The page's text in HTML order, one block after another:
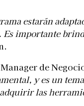
estarán
importante
de
y es un
las